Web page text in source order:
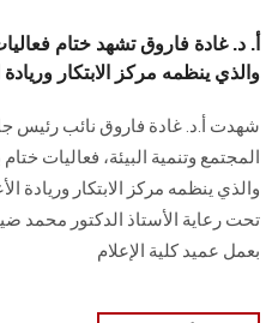
والذي ينظمه مركز الابتكار وريادة
شهدت أ.د. غادة فاروق نائب
تحت رعاية الأستاذ الدكتور محمد
بعمل عميد كلية الإعلام